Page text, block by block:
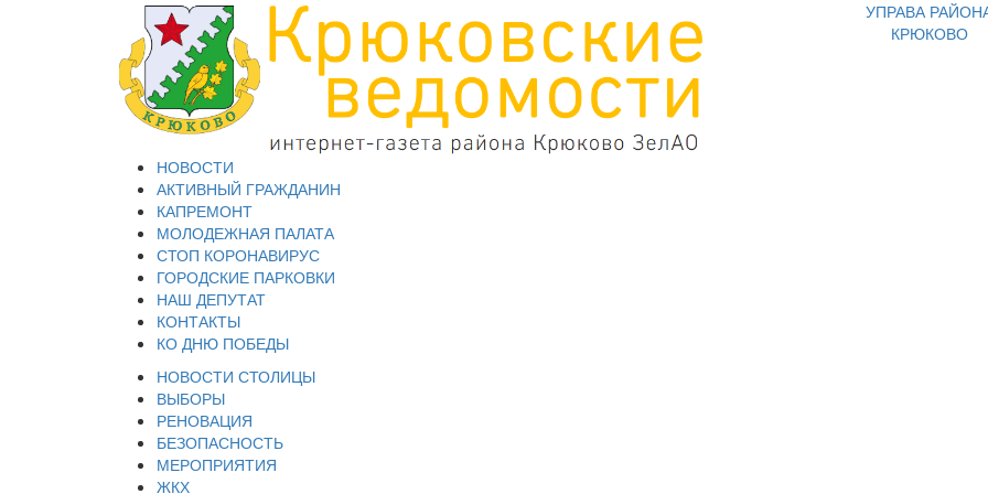
УПРАВА
КРЮКОВО
НОВОСТИ
АКТИВНЫЙ ГРАЖДАНИН
КАПРЕМОНТ
МОЛОДЕЖНАЯ ПАЛАТА
СТОП КОРОНАВИРУС
ГОРОДСКИЕ ПАРКОВКИ
НАШ ДЕПУТАТ
КОНТАКТЫ
КО ДНЮ ПОБЕДЫ
НОВОСТИ СТОЛИЦЫ
ВЫБОРЫ
РЕНОВАЦИЯ
БЕЗОПАСНОСТЬ
МЕРОПРИЯТИЯ
ЖКХ